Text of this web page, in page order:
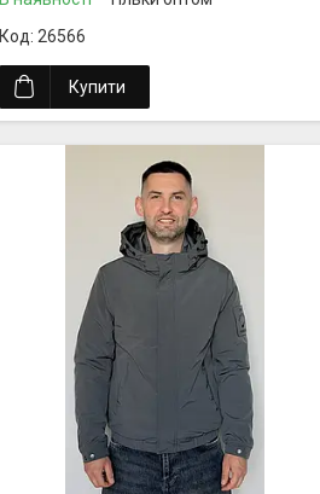
26566
Купити